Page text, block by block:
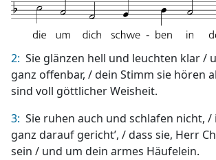
2: Sie glänzen hell und leuchten klar /
ganz offenbar, / dein Stimm sie hören
sind voll göttlicher Weisheit.
3: Sie ruhen auch und schlafen nicht, /
ganz darauf gericht’, / dass sie, Herr
sein / und um dein armes Häufelein.